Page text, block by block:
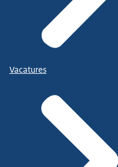
Vacatures